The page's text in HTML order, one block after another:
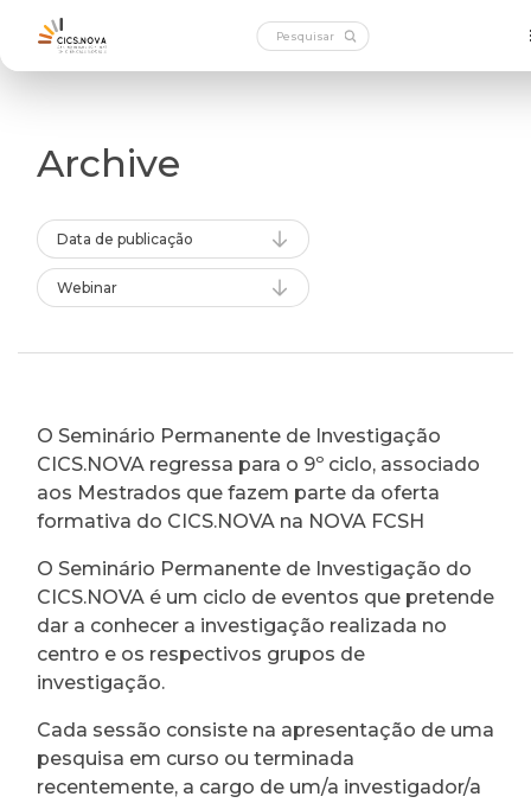
Archive
Data de publicação
Webinar
O Seminário Permanente de Investigação
CICS.NOVA regressa para o 9º ciclo, associado
aos Mestrados que fazem parte da oferta
formativa do CICS.NOVA na NOVA FCSH
O Seminário Permanente de Investigação do
CICS.NOVA é um ciclo de eventos que pretende
dar a conhecer a investigação realizada no
centro e os respectivos grupos de
investigação.
Cada sessão consiste na apresentação de uma
pesquisa em curso ou terminada
recentemente, a cargo de um/a investigador/a